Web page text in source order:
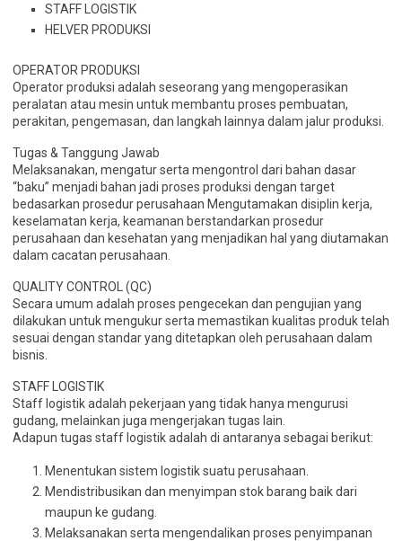
STAFF LOGISTIK
HELVER PRODUKSI
OPERATOR PRODUKSI
Operator produksi adalah seseorang yang mengoperasikan
peralatan atau mesin untuk membantu proses pembuatan,
perakitan, pengemasan, dan langkah lainnya dalam jalur produksi.
Tugas & Tanggung Jawab
Melaksanakan, mengatur serta mengontrol dari bahan dasar
“baku” menjadi bahan jadi proses produksi dengan target
bedasarkan prosedur perusahaan Mengutamakan disiplin kerja,
keselamatan kerja, keamanan berstandarkan prosedur
perusahaan dan kesehatan yang menjadikan hal yang diutamakan
dalam cacatan perusahaan.
QUALITY CONTROL (QC)
Secara umum adalah proses pengecekan dan pengujian yang
dilakukan untuk mengukur serta memastikan kualitas produk telah
sesuai dengan standar yang ditetapkan oleh perusahaan dalam
bisnis.
STAFF LOGISTIK
Staff logistik adalah pekerjaan yang tidak hanya mengurusi
gudang, melainkan juga mengerjakan tugas lain.
Adapun tugas staff logistik adalah di antaranya sebagai berikut:
Menentukan sistem logistik suatu perusahaan.
Mendistribusikan dan menyimpan stok barang baik dari
maupun ke gudang.
Melaksanakan serta mengendalikan proses penyimpanan